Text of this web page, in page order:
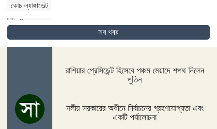
দিনাজপুরের ফুলবাড়ীতে সড়ক দুর্ঘটনায় দু’জন নিহত
পদ্মা সেতুর জন্য বাংলাদেশ বিশ্বে সম্মান পেয়েছে : প্রধানমন্ত্রী
সব খবর
রাশিয়ার প্রেসিডেন্ট হিসেবে পঞ্চম মেয়াদে শপথ নিলেন
পুতিন
দলীয় সরকারের অধীনে নির্বাচনের গ্রহণযোগ্যতা এবং
একটি পর্যালোচনা